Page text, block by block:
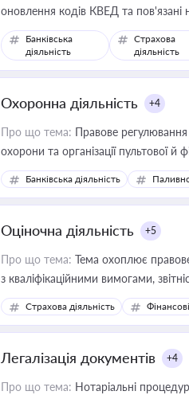
оновлення кодів КВЕД та пов'язані
Банківська
діяльність
Страхова
діяльність
Охоронна діяльність +4
Про що тема: Правове
охорони та організації пультової й
Банківська діяльність
Оціночна діяльність +5
Про що тема: Тема охоплює
з кваліфікаційними вимогами,
медійних змін у цій сфері корисне
приватизації, оренди державного
Страхова діяльність
Легалізація документів +4
Про що тема: Нотаріальні